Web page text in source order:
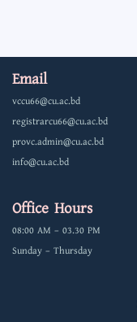
Email
vccu66@cu.ac.bd
registrarcu66@cu.ac.bd
provc.admin@cu.ac.bd
info@cu.ac.bd
Office Hours
08:00 AM – 03.30 PM
Sunday – Thursday